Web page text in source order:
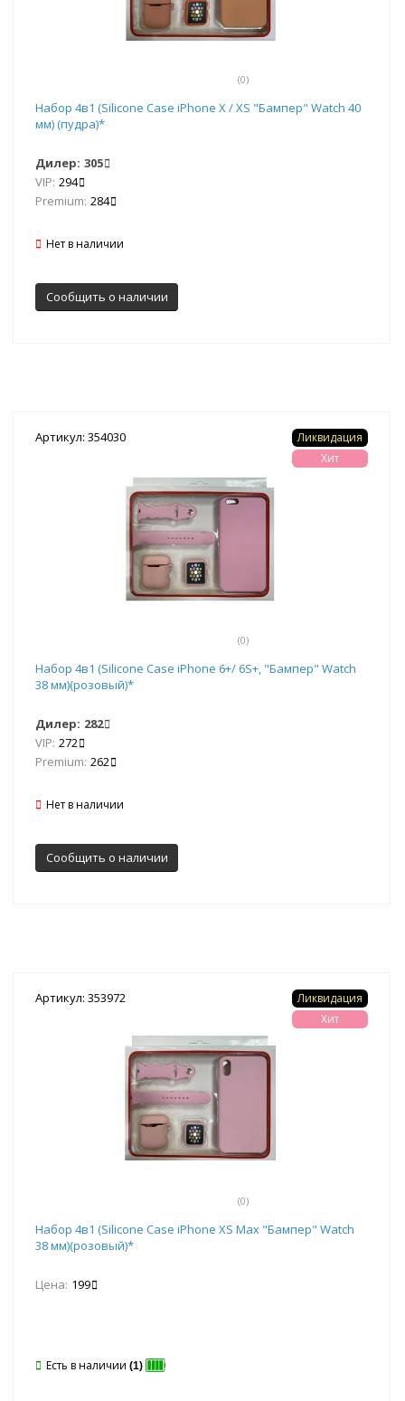
(0)
Набор 4в1 (Silicone Case iPhone X / XS "Бампер" Watch 40
мм) (пудра)*
Дилер: 305
VIP: 294
Premium: 284
Нет в наличии
Сообщить о наличии
Артикул: 354030
(0)
Ликвидация
Хит
Набор 4в1 (Silicone Case iPhone 6+/ 6S+, "Бампер" Watch
38 мм)(розовый)*
Дилер: 282
VIP: 272
Premium: 262
Нет в наличии
Сообщить о наличии
Артикул: 353972
(0)
Ликвидация
Хит
Набор 4в1 (Silicone Case iPhone XS Max "Бампер" Watch
38 мм)(розовый)*
Цена: 199
Есть в наличии (1)